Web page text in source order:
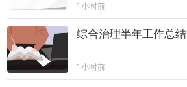
1小时前
综合治理半年工作总结
1小时前